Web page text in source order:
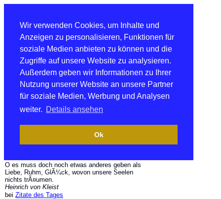
Wir verwenden Cookies, um Inhalte und
Anzeigen zu personalisieren, Funktionen für
soziale Medien anbieten zu können und die
Zugriffe auf unsere Website zu analysieren.
Außerdem geben wir Informationen zu Ihrer
Nutzung unserer Website an unsere Partner
für soziale Medien, Werbung und Analysen
weiter. Details ansehen
Ok
O es muss doch noch etwas anderes geben als
Liebe, Ruhm, GlÃ¼ck, wovon unsere Seelen
nichts trÃ¤umen.
Heinrich von Kleist
bei Zitate des Tages